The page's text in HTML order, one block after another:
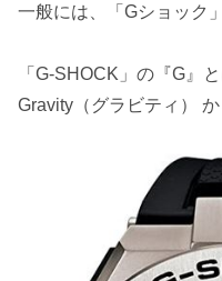
一般には、「Gショック
「G-SHOCK」の『G』
Gravity（グラビティ）